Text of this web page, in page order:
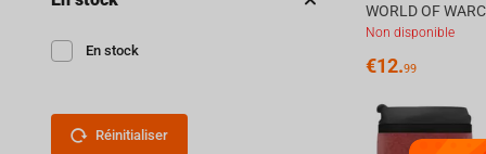
Non disponible
€12.99
En stock
Réinitialiser